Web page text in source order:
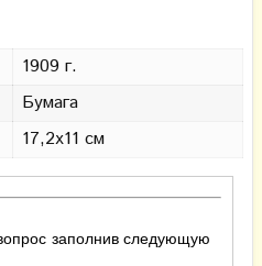
1909 г.
Бумага
17,2х11 см
заполнив следующую